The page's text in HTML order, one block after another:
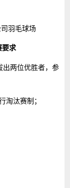
羽毛球场
要求
出两位优胜者，参
淘汰赛制；